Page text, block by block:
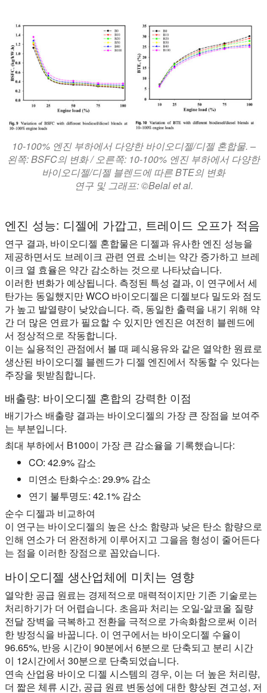
10-100% 엔진 부하에서 다양한 바이오디젤/디젤 혼합물. –
왼쪽: BSFC의 변화 / 오른쪽: 10-100% 엔진 부하에서 다양한
바이오디젤/디젤 블렌드에 따른 BTE의 변화
연구 및 그래프: ©Belal et al.
엔진 성능: 디젤에 가깝고, 트레이드 오프가 적음
연구 결과, 바이오디젤 혼합물은 디젤과 유사한 엔진 성능을
제공하면서도 브레이크 관련 연료 소비는 약간 증가하고 브레
이크 열 효율은 약간 감소하는 것으로 나타났습니다.
이러한 변화가 예상됩니다. 측정된 특성 결과, 이 연구에서 세
탄가는 동일했지만 WCO 바이오디젤은 디젤보다 밀도와 점도
가 높고 발열량이 낮았습니다. 즉, 동일한 출력을 내기 위해 약
간 더 많은 연료가 필요할 수 있지만 엔진은 여전히 블렌드에
서 정상적으로 작동합니다.
이는 실용적인 관점에서 볼 때 폐식용유와 같은 열악한 원료로
생산된 바이오디젤 블렌드가 디젤 엔진에서 작동할 수 있다는
주장을 뒷받침합니다.
배출량: 바이오디젤 혼합의 강력한 이점
배기가스 배출량 결과는 바이오디젤의 가장 큰 장점을 보여주
는 부분입니다.
최대 부하에서 B100이 가장 큰 감소율을 기록했습니다:
CO: 42.9% 감소
미연소 탄화수소: 29.9% 감소
연기 불투명도: 42.1% 감소
순수 디젤과 비교하여
이 연구는 바이오디젤의 높은 산소 함량과 낮은 탄소 함량으로
인해 연소가 더 완전하게 이루어지고 그을음 형성이 줄어든다
는 점을 이러한 장점으로 꼽았습니다.
바이오디젤 생산업체에 미치는 영향
열악한 공급 원료는 경제적으로 매력적이지만 기존 기술로는
처리하기가 더 어렵습니다. 초음파 처리는 오일-알코올 질량
전달 장벽을 극복하고 전환을 극적으로 가속화함으로써 이러
한 방정식을 바꿉니다. 이 연구에서는 바이오디젤 수율이
96.65%, 반응 시간이 90분에서 6분으로 단축되고 분리 시간
이 12시간에서 30분으로 단축되었습니다.
연속 산업용 바이오 디젤 시스템의 경우, 이는 더 높은 처리량,
더 짧은 체류 시간, 공급 원료 변동성에 대한 향상된 견고성, 저